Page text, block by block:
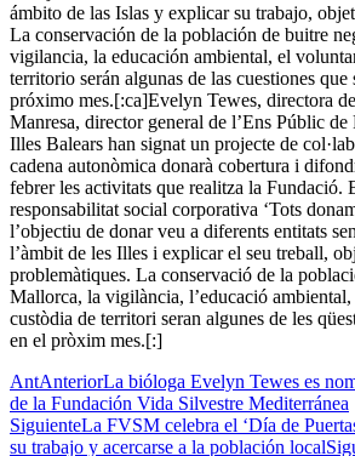
ámbito de las Islas y explicar su trabajo,
La conservación de la población de buitre
vigilancia, la educación ambiental, el
territorio serán algunas de las cuestiones que
próximo mes.[:ca]Evelyn Tewes, directora
Manresa, director general de l’Ens Públic
Illes Balears han signat un projecte de
cadena autonòmica donarà cobertura i
febrer les activitats que realitza la Fundació.
responsabilitat social corporativa ‘Tots
l’objectiu de donar veu a diferents entitats
l’àmbit de les Illes i explicar el seu treball,
problemàtiques. La conservació de la
Mallorca, la vigilància, l’educació
custòdia de territori seran algunes de les
en el pròxim mes.[:]
AntAnteriorLa bióloga Evelyn Tewes es
de la Fundación Vida Silvestre Mediterránea
SiguienteLa FVSM celebra el ‘Día de
su trabajo y acercarse a la población local